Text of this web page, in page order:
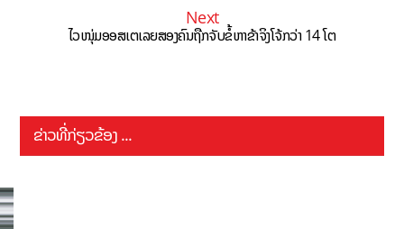
Next
ໄວໜຸ່ມອອສເຕເລຍສອງຄົນຖືກຈັບຂໍ້ຫາຂ້າຈິງໂຈ້ກວ່າ 14 ໂຕ
ຂ່າວທີ່ກ່ຽວຂ້ອງ ...